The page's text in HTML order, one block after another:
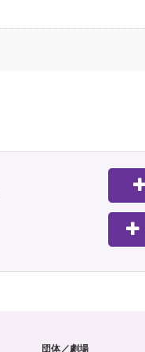
団体／劇場